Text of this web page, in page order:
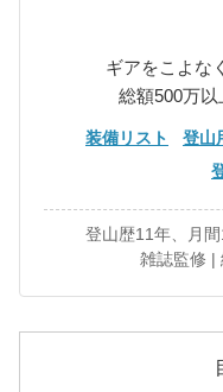
ギアをこよな
総額500万
装備リスト 登山
登山歴11年、月
雑誌監修 |